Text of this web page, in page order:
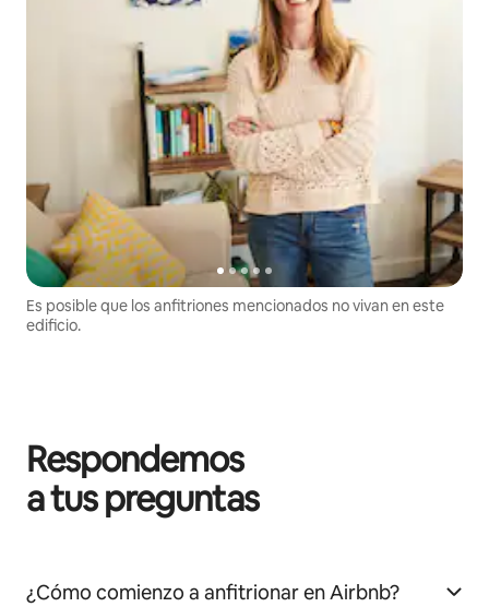
Es posible que los anfitriones mencionados no vivan en este
edificio.
Respondemos
a tus preguntas
¿Cómo comienzo a anfitrionar en Airbnb?